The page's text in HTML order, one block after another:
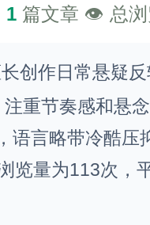
1篇文章 👁️ 总
创作日常悬疑
重节奏感和悬
语言略带冷酷
览量为113次，